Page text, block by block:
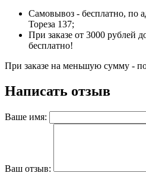
Самовывоз - бесплатно, по
Тореза 137;
При заказе от 3000 рублей
бесплатно!
При заказе на меньшую сумму -
Написать отзыв
Ваше имя:
Ваш отзыв: